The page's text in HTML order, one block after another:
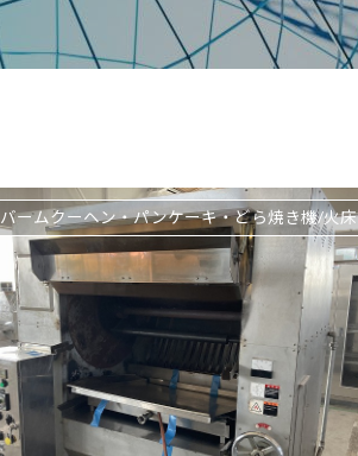
バームクーヘン・パンケーキ・どら焼き機/火床